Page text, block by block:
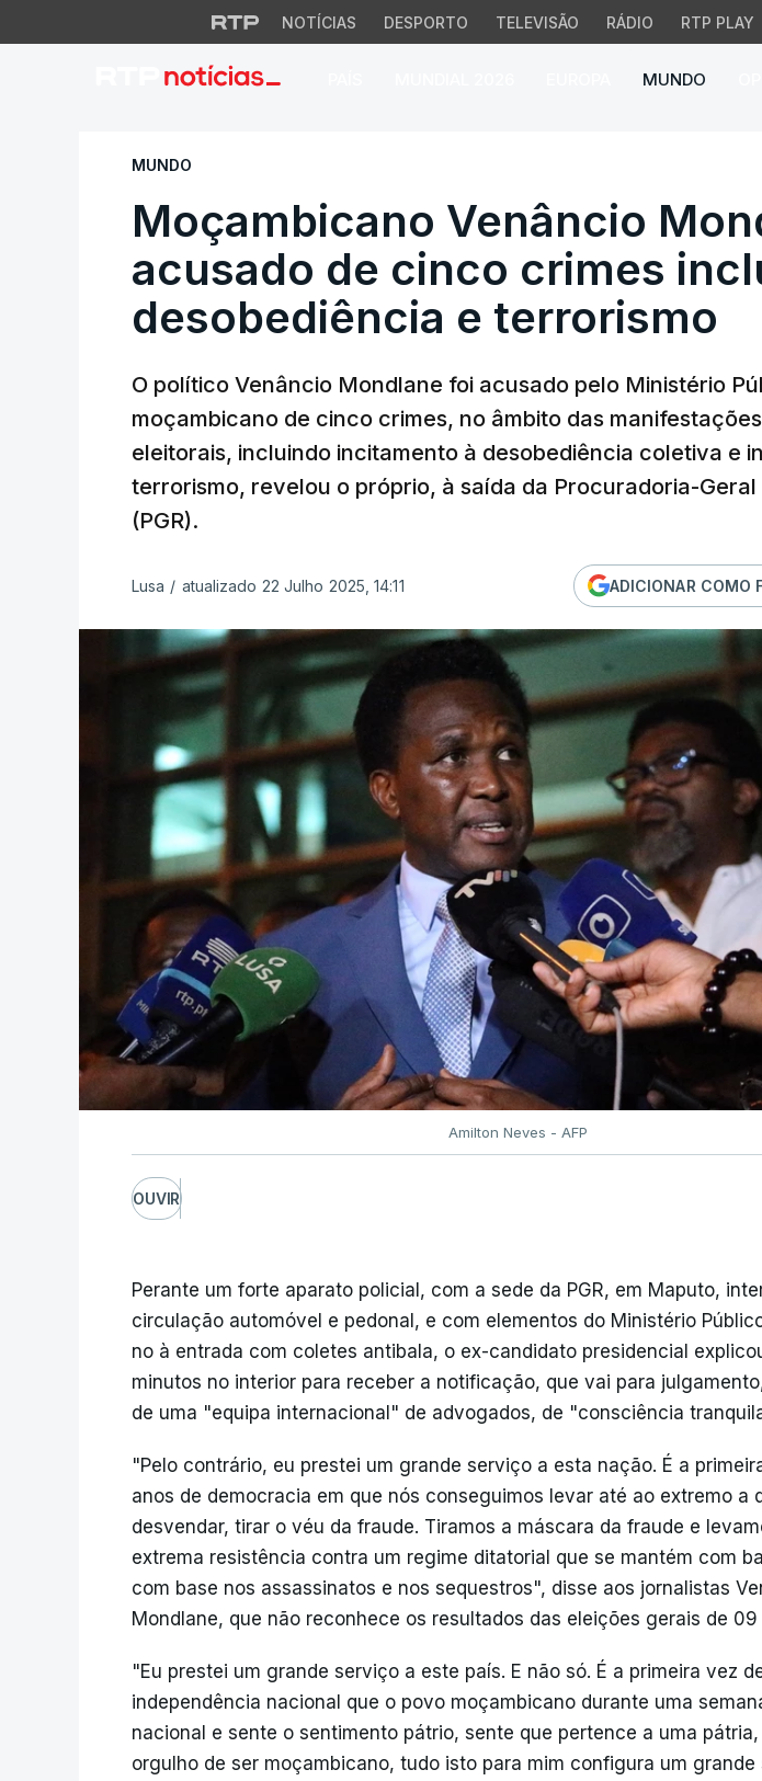
NOTÍCIAS DESPORTO TELEVISÃO RÁDIO RTP PLAY
MUNDO
Moçambicano Venâncio
MUNDO
Moçambicano Venâncio
acusado de cinco crimes
desobediência e terrorismo
O político Venâncio Mondlane foi acusado pelo Ministério
moçambicano de cinco crimes, no âmbito das
eleitorais, incluindo incitamento à desobediência coletiva e
terrorismo, revelou o próprio, à saída da Procuradoria-Geral
(PGR).
Lusa / atualizado 22 Julho 2025, 14:11 ADICIONAR COMO
Amilton Neves - AFP
OUVIR
Perante um forte aparato policial, com a sede da PGR, em Maputo,
circulação automóvel e pedonal, e com elementos do Ministério
no à entrada com coletes antibala, o ex-candidato presidencial
minutos no interior para receber a notificação, que vai para
de uma "equipa internacional" de advogados, de "consciência
"Pelo contrário, eu prestei um grande serviço a esta nação. É a
anos de democracia em que nós conseguimos levar até ao extremo a
desvendar, tirar o véu da fraude. Tiramos a máscara da fraude e
extrema resistência contra um regime ditatorial que se mantém com
com base nos assassinatos e nos sequestros", disse aos jornalistas
Mondlane, que não reconhece os resultados das eleições gerais de 09
"Eu prestei um grande serviço a este país. E não só. É a primeira vez
independência nacional que o povo moçambicano durante uma
nacional e sente o sentimento pátrio, sente que pertence a uma
orgulho de ser moçambicano, tudo isto para mim configura um grande